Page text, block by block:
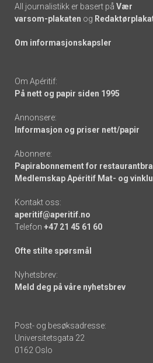
All journalistikk er basert på Vær
varsom-plakaten og
Om informasjonskapsler
Om Apéritif:
På nett og papir siden 1995
Annonsere:
Informasjon og priser nett/papir
Abonnere:
Papirabonnement for
Medlemskap Apéritif Mat- og
Kontakt oss:
aperitif@aperitif.no
Telefon +47 21 45 61 60
Ofte stilte spørsmål
Nyhetsbrev:
Meld deg på våre nyhetsbrev
Post- og besøksadresse:
Universitetsgata 22
0162 Oslo